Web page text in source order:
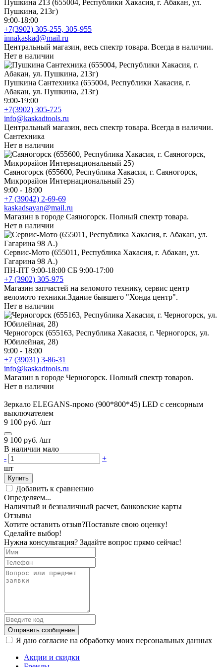
Пушкина 213 (655004, Республики Хакасия, г. Абакан, ул.
Пушкина, 213г)
9:00-18:00
+7(3902) 305-255, 305-955
innakaskad@mail.ru
Центральный магазин, весь спектр товара. Всегда в наличии.
Нет в наличии
Пушкина Сантехника (655004, Республики Хакасия, г.
Абакан, ул. Пушкина, 213г)
9:00-19:00
+7(3902) 305-725
info@kaskadtools.ru
Центральный магазин, весь спектр товара. Всегда в наличии.
Сантехника
Нет в наличии
Саяногорск (655600, Республика Хакасия, г. Саяногорск,
Микрорайон Интернациональный 25)
9:00 - 18:00
+7 (39042) 2-69-69
kaskadsayan@mail.ru
Магазин в городе Саяногорск. Полный спектр товара.
Нет в наличии
Сервис-Мото (655011, Республика Хакасия, г. Абакан, ул.
Гагарина 98 А.)
ПН-ПТ 9:00-18:00 СБ 9:00-17:00
+7 (3902) 305-975
Магазин запчастей на веломото технику, сервис центр
веломото техники.Здание бывшего "Хонда центр".
Нет в наличии
Черногорск (655163, Республика Хакасия, г. Черногорск, ул.
Юбилейная, 28)
9:00 - 18:00
+7 (39031) 3-86-31
info@kaskadtools.ru
Магазин в городе Черногорск. Полный спектр товаров.
Нет в наличии
Зеркало ELEGANS-промо (900*800*45) LED с сенсорным
выключателем
9 100 руб. /шт
9 100 руб. /шт
В наличии мало
-
+
шт
Купить
Добавить к сравнению
Определяем...
Наличный и безналичный расчет, банковские карты
Отзывы
Хотите оставить отзыв?Поставьте свою оценку!
Сделайте выбор!
Нужна консультация? Задайте вопрос прямо сейчас!
Отправить сообщение
Я даю согласие на обработку моих персональных данных
Акции и скидки